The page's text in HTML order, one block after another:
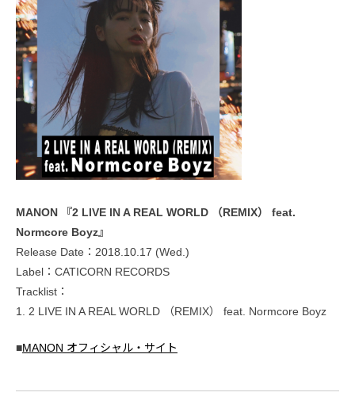
MANON 『2 LIVE IN A REAL WORLD （REMIX） feat.
Normcore Boyz』
Release Date：2018.10.17 (Wed.)
Label：CATICORN RECORDS
Tracklist：
1. 2 LIVE IN A REAL WORLD （REMIX） feat. Normcore Boyz
■MANON オフィシャル・サイト